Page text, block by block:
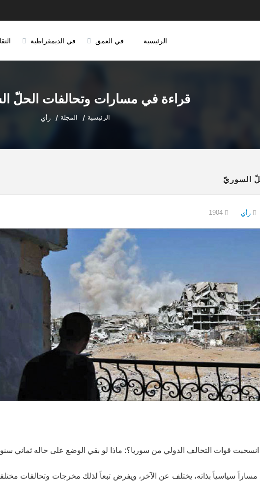
الرئيسية في العمق في الديمقراطية
قراءة في مسارات وتحالفات الحلّ
الرئيسية المجلة رأي
السوريّ
رأي
انسحبت قوات التحالف الدولي من سوريا؟: ماذا لو بقي الوضع على حاله ثماني
مساراً سياسياً بذاته، يختلف عن الآخر، ويفرض تبعاً لذلك مخرجات وتحالفات